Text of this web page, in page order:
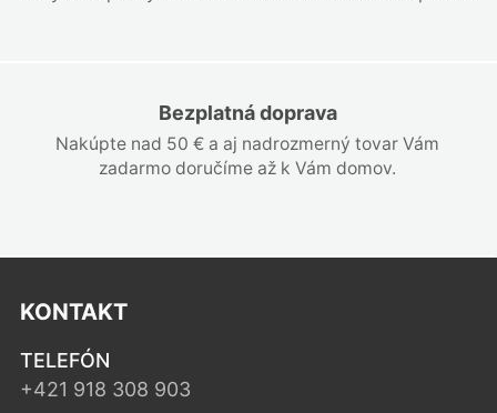
Bezplatná doprava
Nakúpte nad 50 € a aj nadrozmerný tovar Vám
zadarmo doručíme až k Vám domov.
KONTAKT
TELEFÓN
+421 918 308 903